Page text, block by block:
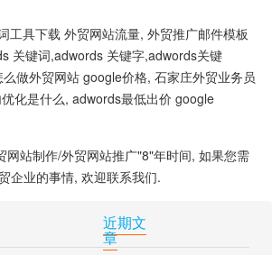
工具下载 外贸网站流量, 外贸推广邮件模板
关键词,adwords 关键字,adwords关键
做外贸网站 google价格, 石家庄外贸业务员
化是什么, adwords最低出价 google
网站制作/外贸网站推广"8"年时间, 如果您需
企业的事情, 欢迎联系我们.
近期文
章